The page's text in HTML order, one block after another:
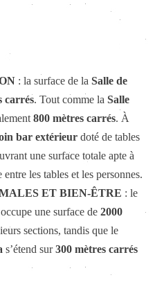
: la surface de la Salle de
carrés. Tout comme la Salle
800 mètres carrés. À
bar extérieur doté de tables
une surface totale apte à
les tables et les personnes.
ET BIEN-ÊTRE : le
occupe une surface de 2000
sections, tandis que le
s’étend sur300 mètres carrés